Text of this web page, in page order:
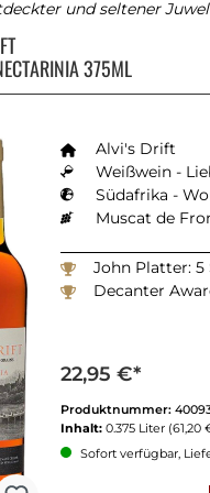
und seltener
375ML
Alvi's Drift
Weißwein -
Südafrika -
Muscat de
John Platter:
Decanter
22,95 €*
Produktnummer:
Inhalt: 0.375 Liter (61,20
Sofort verfügbar,